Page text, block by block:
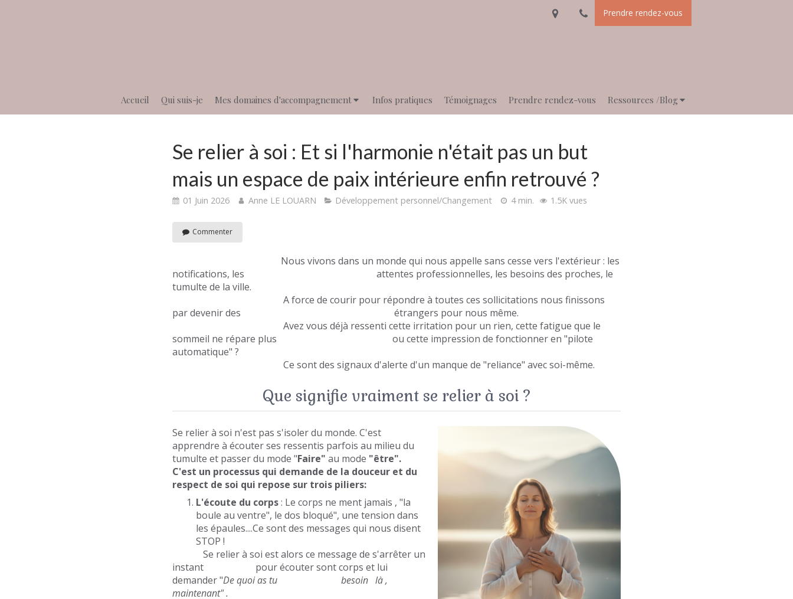
Prendre rendez-vous
Accueil Qui suis-je Mes domaines d'accompagnement Infos pratiques Témoignages Prendre rendez-vous Ressources /Blog
Se relier à soi : Et si l'harmonie n'était pas un but
mais un espace de paix intérieure enfin retrouvé ?
01 Juin 2026 Anne LE LOUARN Développement personnel/Changement 4 min. 1.5K vues
Commenter
Nous vivons dans un monde qui nous appelle sans cesse vers l'extérieur : les
notifications, les attentes professionnelles, les besoins des proches, le
tumulte de la ville.
A force de courir pour répondre à toutes ces sollicitations nous finissons
par devenir des étrangers pour nous même.
Avez vous déjà ressenti cette irritation pour un rien, cette fatigue que le
sommeil ne répare plus ou cette impression de fonctionner en "pilote
automatique" ?
Ce sont des signaux d'alerte d'un manque de "reliance" avec soi-même.
Que signifie vraiment se relier à soi ?
Se relier à soi n'est pas s'isoler du monde. C'est
apprendre à écouter ses ressentis parfois au milieu du
tumulte et passer du mode "Faire" au mode "être".
C'est un processus qui demande de la douceur et du
respect de soi qui repose sur trois piliers:
L'écoute du corps: Le corps ne ment jamais , "la
boule au ventre", le dos bloqué", une tension dans
les épaules....Ce sont des messages qui nous disent
STOP !
Se relier à soi est alors ce message de s'arrêter un
instant pour écouter sont corps et lui
demander "De quoi as tu besoin là ,
maintenant" .